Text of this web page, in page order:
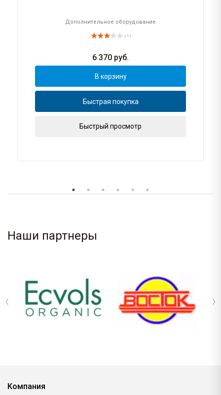
Дополнительное оборудование
( 1 )
6 370 руб.
В корзину
Быстрая покупка
Быстрый просмотр
Наши партнеры
Компания